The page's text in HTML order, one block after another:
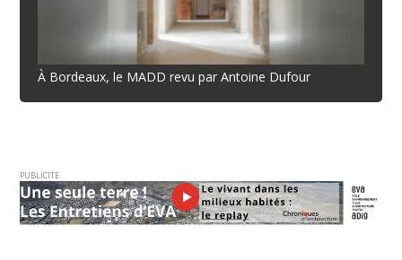
À Bordeaux, le MADD revu par Antoine Dufour
PUBLICITE